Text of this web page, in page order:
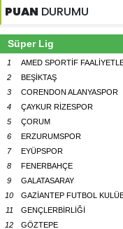
PUAN DURUMU
Süper Lig
1 AMED SPORTİF
2
BEŞİKTAŞ
3
CORENDON ALANYASPOR
4
ÇAYKUR RİZESPOR
5
ÇORUM
6
ERZURUMSPOR
7
EYÜPSPOR
8
FENERBAHÇE
9
GALATASARAY
10
GAZİANTEP FUTBOL
11
GENÇLERBİRLİĞİ
12
GÖZTEPE